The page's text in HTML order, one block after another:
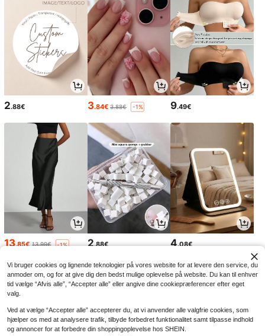
2.88€ 3.84€ 3.88€ -1% 9.49€
13.85€13.99€ -1% 2.88€ 4.08€
Vi bruger cookies og lignende teknologier på vores website for at levere den service, du
anmoder om, og for at give dig den bedst mulige oplevelse på website. Du kan til enhver
tid vælge “Afvis alle”, “Accepter alle” eller angive dine cookiepræferencer efter eget
valg.
Ved at vælge “Accepter alle” accepterer du, at vi anvender alle valgfrie cookies, som
hjælper os med at analysere trafik, tilbyde forbedret funktionalitet samt tilpasse indhold
og annoncer for at forbedre din shoppingoplevelse hos SHEIN.